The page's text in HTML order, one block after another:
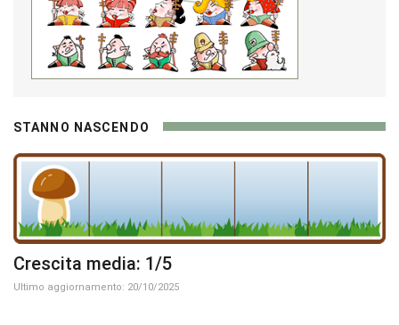
STANNO NASCENDO
Crescita media: 1/5
Ultimo aggiornamento: 20/10/2025